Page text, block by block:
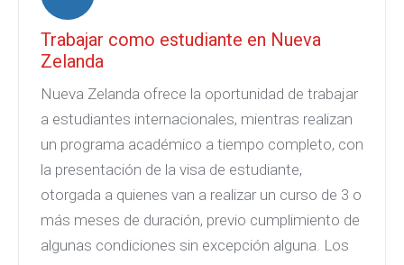
Trabajar como estudiante en Nueva
Zelanda
Nueva Zelanda ofrece la oportunidad de trabajar
a estudiantes internacionales, mientras realizan
un programa académico a tiempo completo, con
la presentación de la visa de estudiante,
otorgada a quienes van a realizar un curso de 3 o
más meses de duración, previo cumplimiento de
algunas condiciones sin excepción alguna. Los